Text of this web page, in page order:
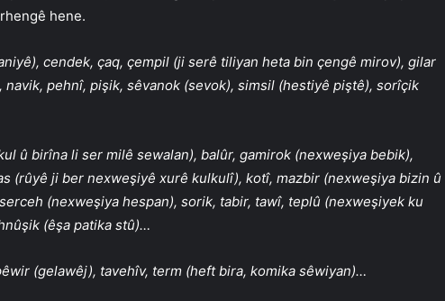
hene.
cendek, çaq, çempil (ji serê tiliyan heta bin çengê mirov), gilar
pehnî, pişik, sêvanok (sevok), simsil (hestiyê piştê), sorîçik
û birîna li ser milê sewalan), balûr, gamirok (nexweşiya bebik),
(rûyê ji ber nexweşiyê xurê kulkulî), kotî, mazbir (nexweşiya bizin û
(nexweşiya hespan), sorik, tabir, tawî, teplû (nexweşiyek ku
(êşa patika stû)…
(gelawêj), tavehîv, term (heft bira, komika sêwiyan)…